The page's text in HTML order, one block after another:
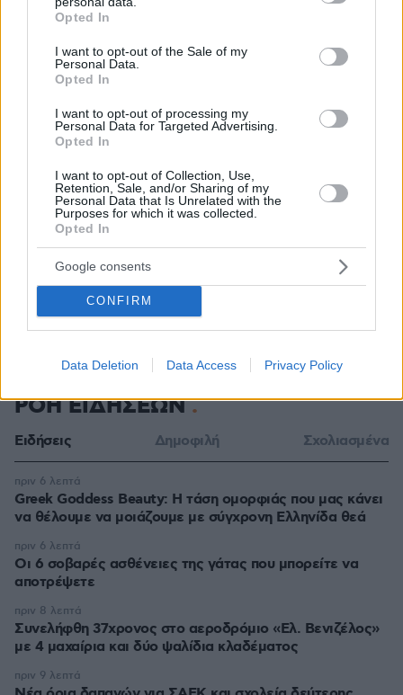
grant or deny consent to Google and its third-party tags to
use your data for below specified purposes in below Google
consent section.
Opted In
I want to opt-out of the Sale of my
Personal Data.
Opted In
I want to opt-out of processing my
Personal Data for Targeted Advertising.
Opted In
I want to opt-out of Collection, Use,
Retention, Sale, and/or Sharing of my
Personal Data that Is Unrelated with the
Purposes for which it was collected.
Opted In
Google consents
CONFIRM
Data Deletion Data Access Privacy Policy
ΣΧΌΛΙΟ *
Απομένουν 2500χαρακτήρες
ΡΟΗ ΕΙΔΗΣΕΩΝ
Ειδήσεις Δημοφιλή Σχολιασμένα
Greek Goddess Beauty: Η τάση ομορφιάς που μας κάνει
να θέλουμε να μοιάζουμε με σύγχρονη Ελληνίδα θεά
πριν 6 λεπτά
Οι 6 σοβαρές ασθένειες της γάτας που μπορείτε να
αποτρέψετε
πριν 6 λεπτά
Συνελήφθη 37χρονος στο αεροδρόμιο «Ελ. Βενιζέλος»
με 4 μαχαίρια και δύο ψαλίδια κλαδέματος
πριν 8 λεπτά
πριν 9 λεπτά